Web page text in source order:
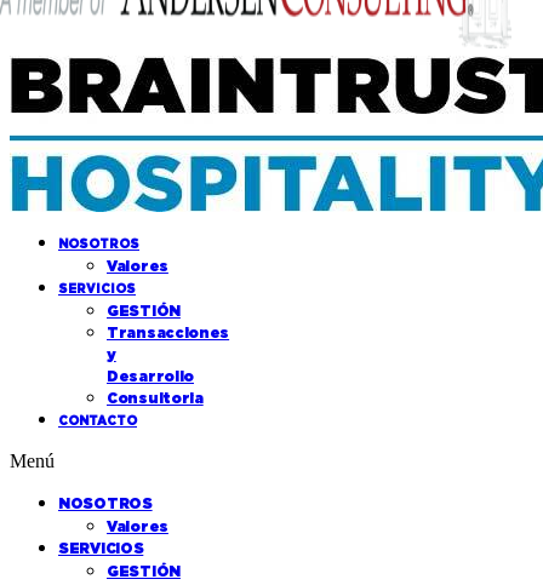
NOSOTROS
Valores
SERVICIOS
GESTIÓN
Transacciones
y
Desarrollo
Consultoria
CONTACTO
Menú
NOSOTROS
Valores
SERVICIOS
GESTIÓN